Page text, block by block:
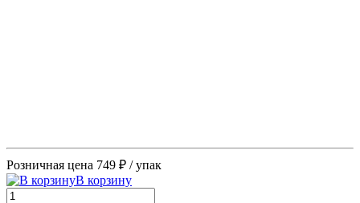
Розничная цена 749 ₽ / упак
В корзину